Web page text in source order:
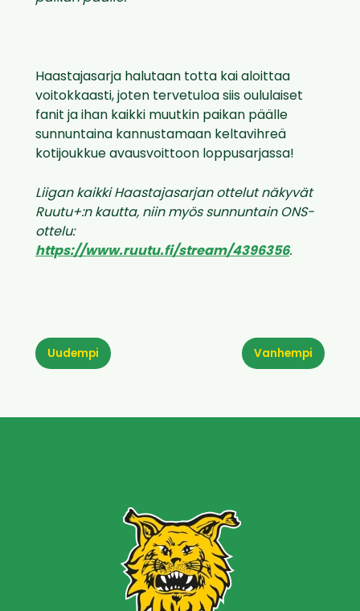
Haastajasarja halutaan totta kai aloittaa
voitokkaasti, joten tervetuloa siis oululaiset
fanit ja ihan kaikki muutkin paikan päälle
sunnuntaina kannustamaan keltavihreä
kotijoukkue avausvoittoon loppusarjassa!
Liigan kaikki Haastajasarjan ottelut näkyvät
Ruutu+:n kautta, niin myös sunnuntain ONS-
ottelu:
https://www.ruutu.fi/stream/4396356.
Vanhempi
Uudempi